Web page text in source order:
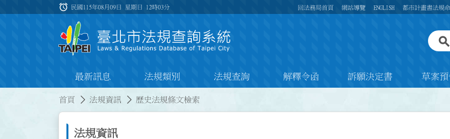
:::
alarm 民國115年08月09日 星期日 12時03分 回法務局首頁 網站導覽 ENGLISH 都市計畫書法規
最新訊息 法規類別 法規查詢 解釋令函 訴願決定書 草案
首頁 法規資訊 歷史法規條文檢索
法規資訊